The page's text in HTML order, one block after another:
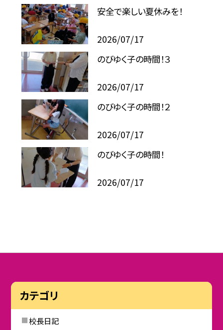
安全で楽しい夏休みを！
2026/07/17
のびゆく子の時間！３
2026/07/17
のびゆく子の時間！２
2026/07/17
のびゆく子の時間！
2026/07/17
カテゴリ
校長日記